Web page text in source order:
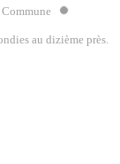
Commune
au dizième près.